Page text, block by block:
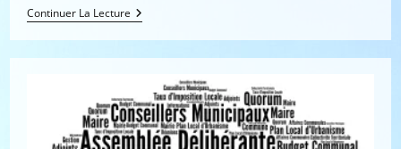
Continuer La LectureNouveaux
Horaires
D’ouverture